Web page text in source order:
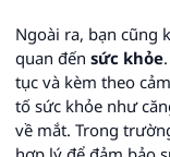
Ngoài ra, bạn cũng
quan đến sức khỏe
tục và kèm theo
tố sức khỏe như
về mắt. Trong